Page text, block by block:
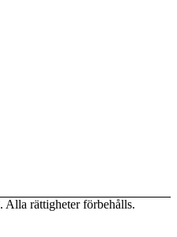
rättigheter förbehålls.